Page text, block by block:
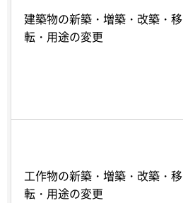
建築物の新築・増築・改築・移
転・用途の変更
工作物の新築・増築・改築・移
転・用途の変更